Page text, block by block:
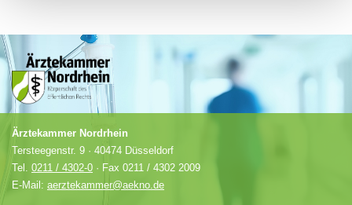
Ärztekammer Nordrhein
Tersteegenstr. 9 · 40474 Düsseldorf
Tel. 0211 / 4302-0 · Fax 0211 / 4302 2009
E-Mail: aerztekammer@aekno.de